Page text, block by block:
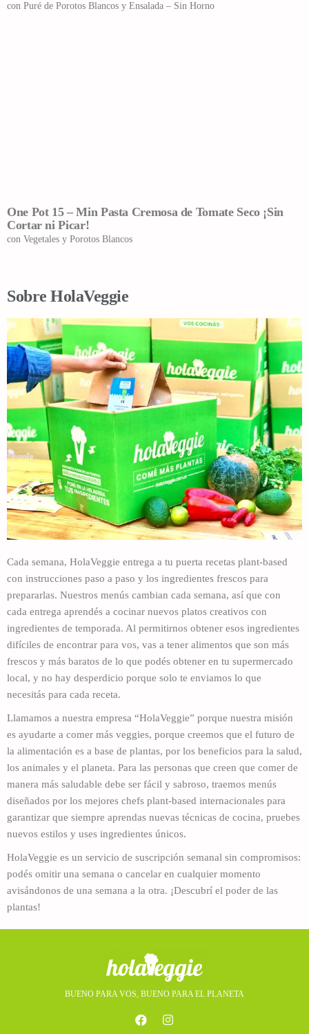
con Puré de Porotos Blancos y Ensalada – Sin Horno
One Pot 15 – Min Pasta Cremosa de Tomate Seco ¡Sin
Cortar ni Picar!
con Vegetales y Porotos Blancos
Sobre HolaVeggie
Cada semana, HolaVeggie entrega a tu puerta recetas plant-based
con instrucciones paso a paso y los ingredientes frescos para
prepararlas. Nuestros menús cambian cada semana, así que con
cada entrega aprendés a cocinar nuevos platos creativos con
ingredientes de temporada. Al permitirnos obtener esos ingredientes
difíciles de encontrar para vos, vas a tener alimentos que son más
frescos y más baratos de lo que podés obtener en tu supermercado
local, y no hay desperdicio porque solo te enviamos lo que
necesitás para cada receta.
Llamamos a nuestra empresa “HolaVeggie” porque nuestra misión
es ayudarte a comer más veggies, porque creemos que el futuro de
la alimentación es a base de plantas, por los beneficios para la salud,
los animales y el planeta. Para las personas que creen que comer de
manera más saludable debe ser fácil y sabroso, traemos menús
diseñados por los mejores chefs plant-based internacionales para
garantizar que siempre aprendas nuevas técnicas de cocina, pruebes
nuevos estilos y uses ingredientes únicos.
HolaVeggie es un servicio de suscripción semanal sin compromisos:
podés omitir una semana o cancelar en cualquier momento
avisándonos de una semana a la otra. ¡Descubrí el poder de las
plantas!
BUENO PARA VOS, BUENO PARA EL PLANETA